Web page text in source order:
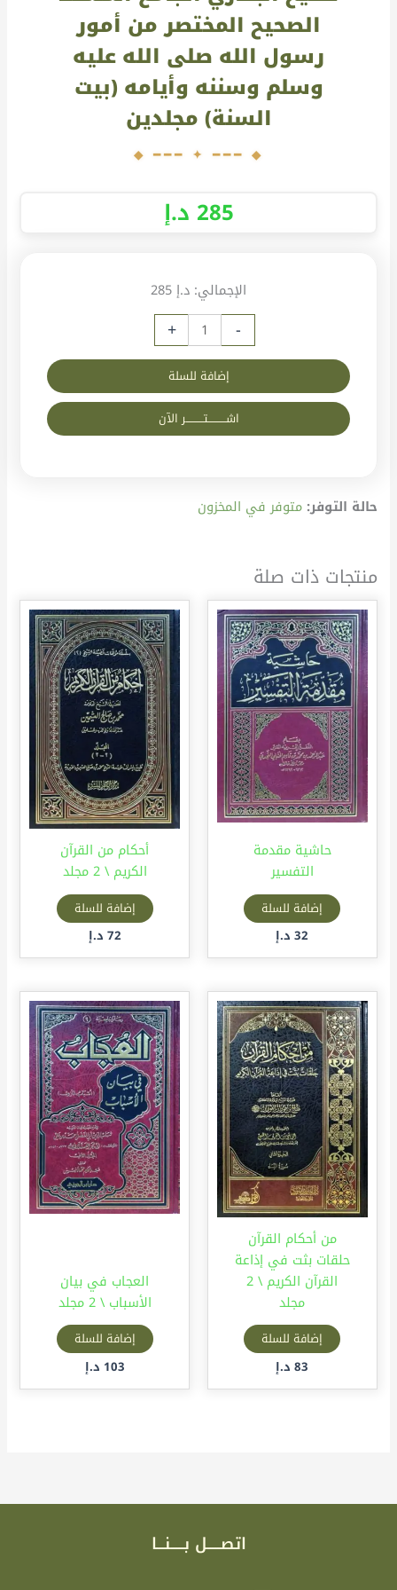
الصحيح المختصر من أمور
رسول الله صلى الله عليه
وسلم وسننه وأيامه (بيت
السنة) مجلدين
حالة التوفر: متوفر في المخزون
-
+
إضافة للسلة
اشــــــــــتــــــــــر الآن
الإجمالي: د.إ 285
285 د.إ
منتجات ذات صلة
حاشية مقدمة
التفسير
إضافة للسلة
32 د.إ
أحكام من القرآن
الكريم \ 2 مجلد
إضافة للسلة
72 د.إ
من أحكام القرآن
حلقات بثت في إذاعة
القرآن الكريم \ 2
مجلد
إضافة للسلة
83 د.إ
العجاب في بيان
الأسباب \ 2 مجلد
إضافة للسلة
103 د.إ
اتصـــــل بـــــنـــا